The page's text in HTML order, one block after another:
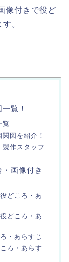
像付きで役ど
。
覧！
覧
図を紹介！
製作スタッフ
画像付き
どころ・あ
どころ・あ
・あらすじ
ろ・あらす